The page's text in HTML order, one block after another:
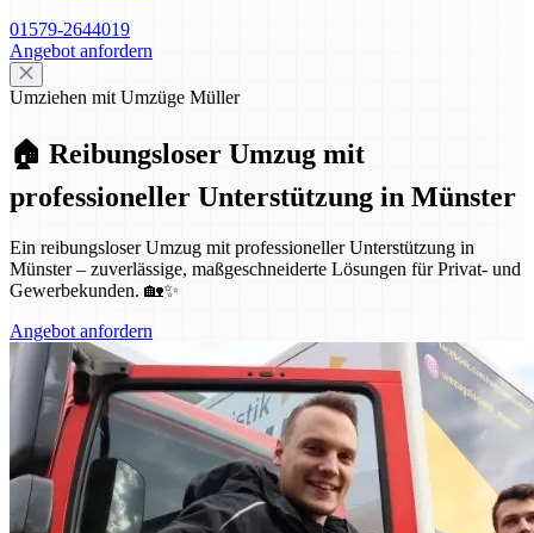
01579-2644019
Angebot anfordern
Umziehen mit Umzüge Müller
🏠 Reibungsloser Umzug mit
professioneller Unterstützung in Münster
Ein reibungsloser Umzug mit professioneller Unterstützung in
Münster – zuverlässige, maßgeschneiderte Lösungen für Privat- und
Gewerbekunden. 🏡✨
Angebot anfordern